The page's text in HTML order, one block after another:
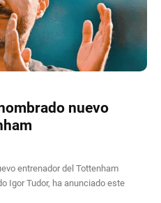
nuevo
entrenador del Tottenham
Igor Tudor, ha anunciado este